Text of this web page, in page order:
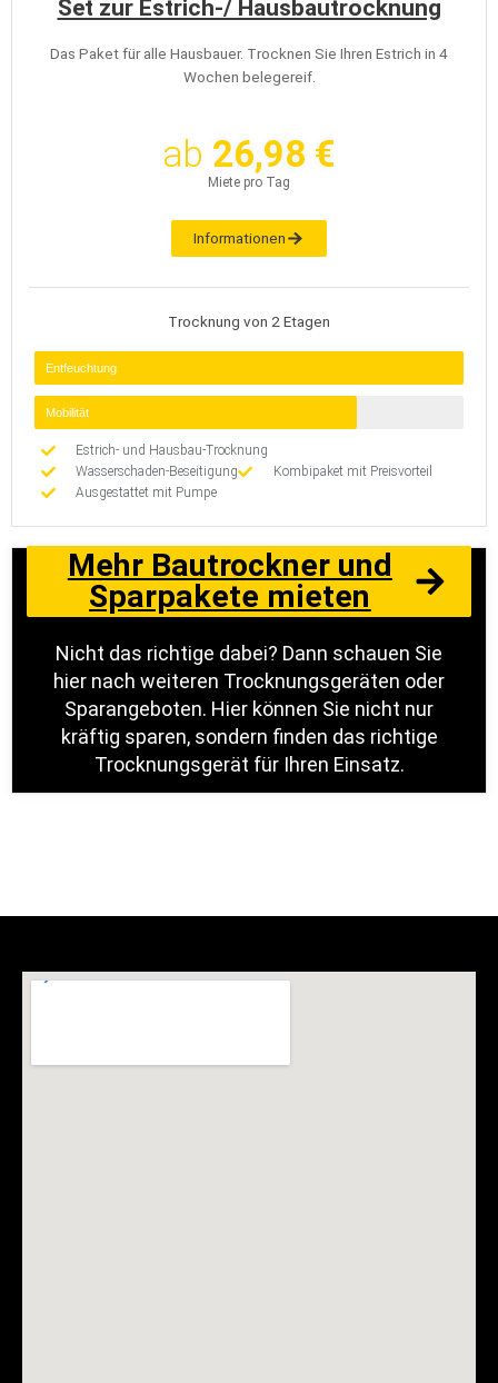
Set zur Estrich-/ Hausbautrocknung
Das Paket für alle Hausbauer. Trocknen Sie Ihren Estrich in 4
Wochen belegereif.
ab 26,98 €
Miete pro Tag
Informationen
Trocknung von 2 Etagen
Entfeuchtung
Mobilität
Estrich- und Hausbau-Trocknung
Wasserschaden-Beseitigung
Kombipaket mit Preisvorteil
Ausgestattet mit Pumpe
Mehr Bautrockner und
Sparpakete mieten
Nicht das richtige dabei? Dann schauen Sie
hier nach weiteren Trocknungsgeräten oder
Sparangeboten. Hier können Sie nicht nur
kräftig sparen, sondern finden das richtige
Trocknungsgerät für Ihren Einsatz.